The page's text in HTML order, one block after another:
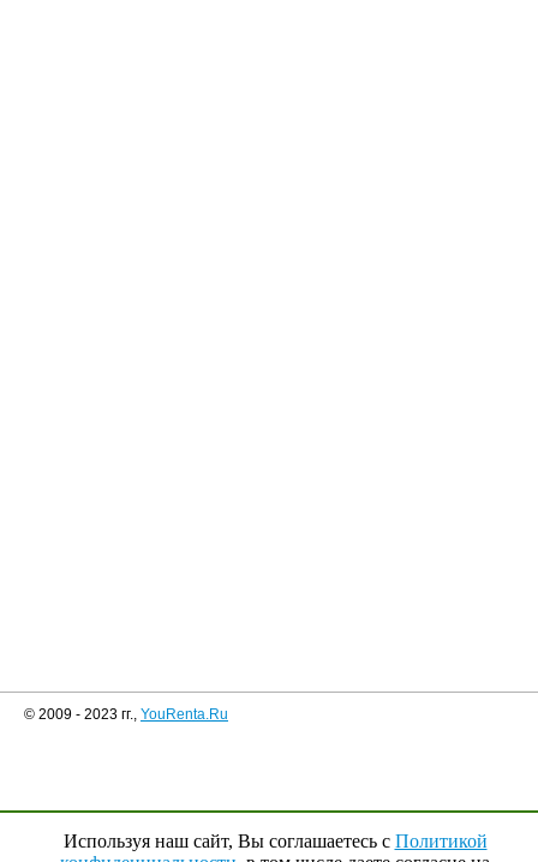
© 2009 - 2023 гг., YouRenta.Ru
Используя наш сайт, Вы соглашаетесь с Политикой